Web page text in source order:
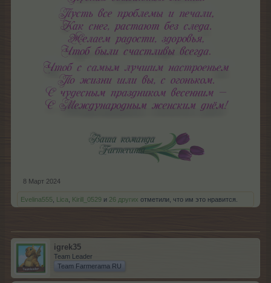
8 Март 2024
Evelina555 Lica Kirill_0529 и 26 других отметили, что им это нравится.
igrek35
Team Leader
Team Farmerama RU